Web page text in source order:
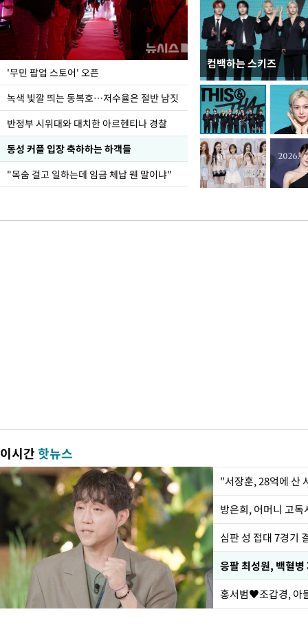
'무민 팝업 스토어' 오픈
녹색 빛깔 띄는 동복호…저수율은 절반 남짓
반정부 시위대와 대치한 아르헨티나 경찰
동성 커플 입장 축하하는 하객들
"목숨 걸고 일하는데 임금 체납 웬 말이냐"
컴백하는 스키즈
지석천 뒤덮은 개구리
이시간핫뉴스
"서장훈, 28억에 산
방은희, 어머니 고
심판 성 접대 7경기
응팔 최성원, 백혈
홍서범♥조갑경, 아